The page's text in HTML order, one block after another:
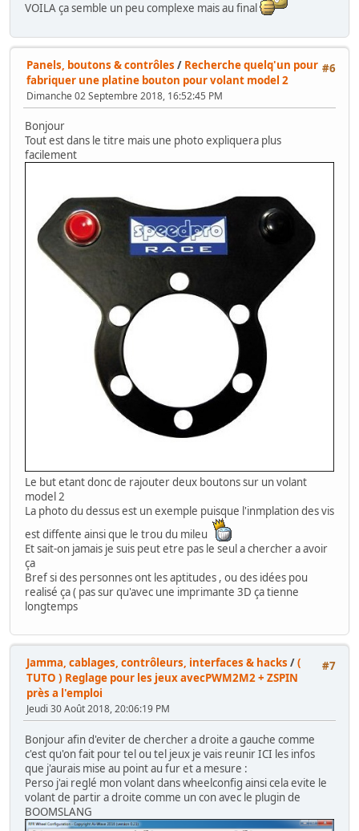
VOILA ça semble un peu complexe mais au final
#6
Panels, boutons & contrôles / Recherche quelq'un pour
fabriquer une platine bouton pour volant model 2
Dimanche 02 Septembre 2018, 16:52:45 PM
Bonjour
Tout est dans le titre mais une photo expliquera plus
facilement
Le but etant donc de rajouter deux boutons sur un volant
model 2
La photo du dessus est un exemple puisque l'inmplation des vis
est diffente ainsi que le trou du mileu
Et sait-on jamais je suis peut etre pas le seul a chercher a avoir
ça
Bref si des personnes ont les aptitudes , ou des idées pou
realisé ça ( pas sur qu'avec une imprimante 3D ça tienne
longtemps
#7
Jamma, cablages, contrôleurs, interfaces & hacks /(
TUTO ) Reglage pour les jeux avecPWM2M2 + ZSPIN
près a l'emploi
Jeudi 30 Août 2018, 20:06:19 PM
Bonjour afin d'eviter de chercher a droite a gauche comme
c'est qu'on fait pour tel ou tel jeux je vais reunir ICI les infos
que j'aurais mise au point au fur et a mesure :
Perso j'ai reglé mon volant dans wheelconfig ainsi cela evite le
volant de partir a droite comme un con avec le plugin de
BOOMSLANG